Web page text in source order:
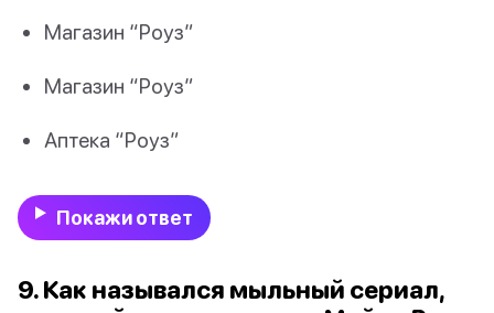
Магазин “Роуз”
Магазин “Роуз”
Аптека “Роуз”
Покажи ответ
9. Как назывался мыльный сериал,